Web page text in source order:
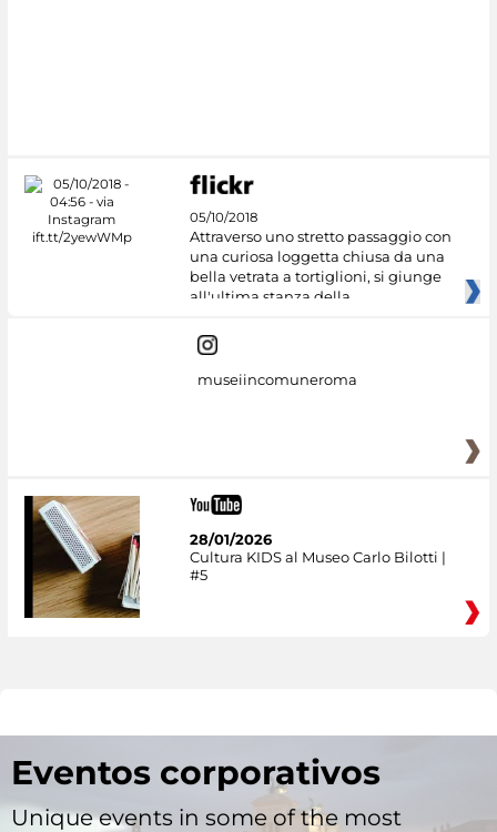
05/10/2018
Attraverso uno stretto passaggio con
una curiosa loggetta chiusa da una
bella vetrata a tortiglioni, si giunge
all'ultima stanza della
museiincomuneroma
28/01/2026
Cultura KIDS al Museo Carlo Bilotti |
#5
Eventos corporativos
Unique events in some of the most